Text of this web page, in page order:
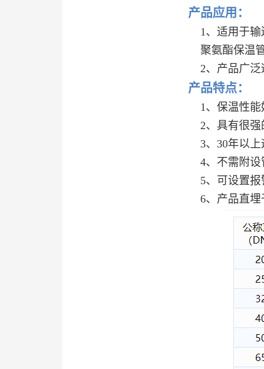
产品应用：
1、适用于输送介质温度不高
聚氨酯保温管在120℃环
2、产品广泛适用于供热、
产品特点：
1、保温性能好，热损失低，
2、具有很强的防水和耐腐
3、30年以上运行使用寿命
4、不需附设管沟，可直接
5、可设置报警系统，自动
6、产品直埋于地下，有